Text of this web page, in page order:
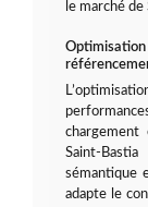
le marché
chargement
Saint-
sémantique
adapte le